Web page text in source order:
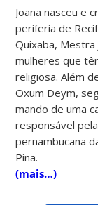
Joana nasceu e
periferia de
Quixaba, Mestra
mulheres que
religiosa. Além
Oxum Deym,
mando de uma
responsável
pernambucana
Pina.
(mais…)